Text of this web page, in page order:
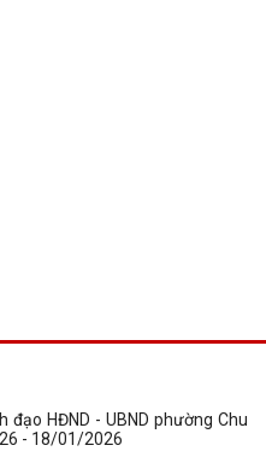
HĐND - UBND phường Chu
- 18/01/2026